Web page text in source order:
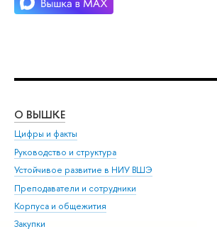
О ВЫШКЕ
Цифры и факты
Руководство и структура
Устойчивое развитие в НИУ ВШЭ
Преподаватели и сотрудники
Корпуса и общежития
Закупки